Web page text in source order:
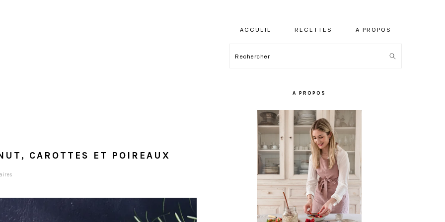
ACCUEIL RECETTES A PROPOS
Rechercher
CAROTTES ET POIREAUX
A PROPOS